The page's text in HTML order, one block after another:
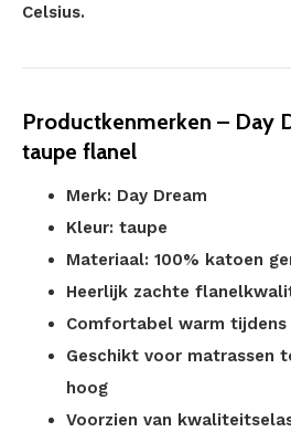
Celsius.
Productkenmerken – Day
taupe flanel
Merk: Day Dream
Kleur: taupe
Materiaal: 100% katoen
Heerlijk zachte
Comfortabel warm tijdens
Geschikt voor matrassen
hoog
Voorzien van